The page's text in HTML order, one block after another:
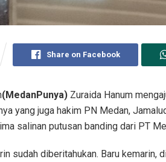
Share on Facebook
(MedanPunya) Zuraida Hanum
yang juga hakim PN Medan,
salinan putusan banding dari PT
sudah diberitahukan. Baru